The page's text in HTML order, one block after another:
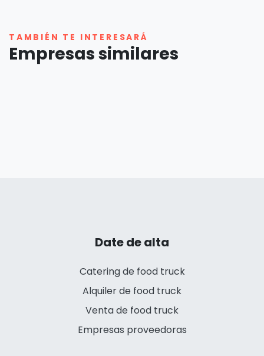
TAMBIÉN TE INTERESARÁ
Empresas similares
Date de alta
Catering de food truck
Alquiler de food truck
Venta de food truck
Empresas proveedoras